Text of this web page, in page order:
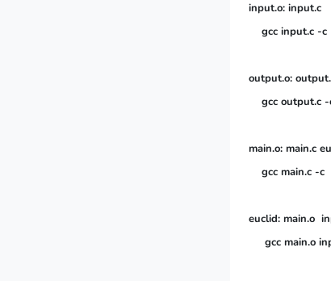
input.o: input.c
    gcc input.c -c
output.o:
gcc output.c
main.o: main.c
    gcc main.c -c
euclid: main.o
gcc main.o